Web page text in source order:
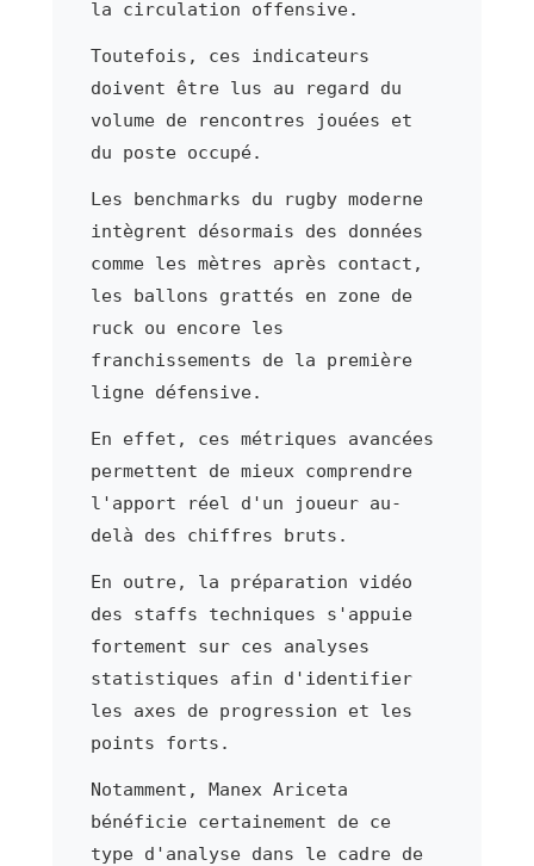
la circulation offensive.
Toutefois, ces indicateurs
doivent être lus au regard du
volume de rencontres jouées et
du poste occupé.
Les benchmarks du rugby moderne
intègrent désormais des données
comme les mètres après contact,
les ballons grattés en zone de
ruck ou encore les
franchissements de la première
ligne défensive.
En effet, ces métriques avancées
permettent de mieux comprendre
l'apport réel d'un joueur au-
delà des chiffres bruts.
En outre, la préparation vidéo
des staffs techniques s'appuie
fortement sur ces analyses
statistiques afin d'identifier
les axes de progression et les
points forts.
Notamment, Manex Ariceta
bénéficie certainement de ce
type d'analyse dans le cadre de